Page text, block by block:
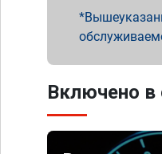
Включено в